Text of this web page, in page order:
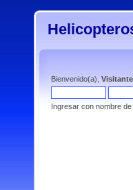
Bienvenido(a), Visitante
Ingresar con nombre